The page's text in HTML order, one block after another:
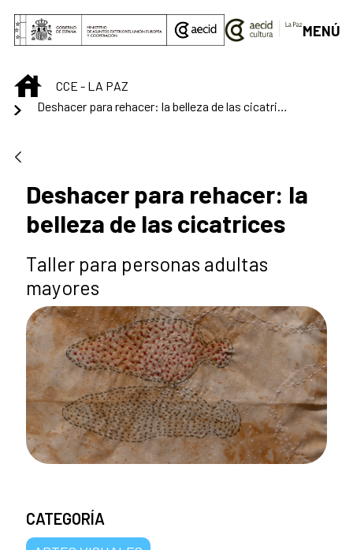
Saut au contenu principal
MENÚ
INICIOCCE - LA PAZ
Deshacer para rehacer: la belleza de las cicatrices
Deshacer para rehacer: la
belleza de las cicatrices
Taller para personas adultas
mayores
CATEGORÍA